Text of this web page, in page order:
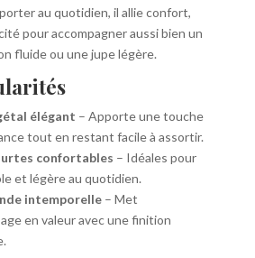
au quotidien, il allie confort,
pour accompagner aussi bien un
fluide ou une jupe légère.
élégant – Apporte une touche
tout en restant facile à assortir.
confortables – Idéales pour
et légère au quotidien.
intemporelle – Met
en valeur avec une finition